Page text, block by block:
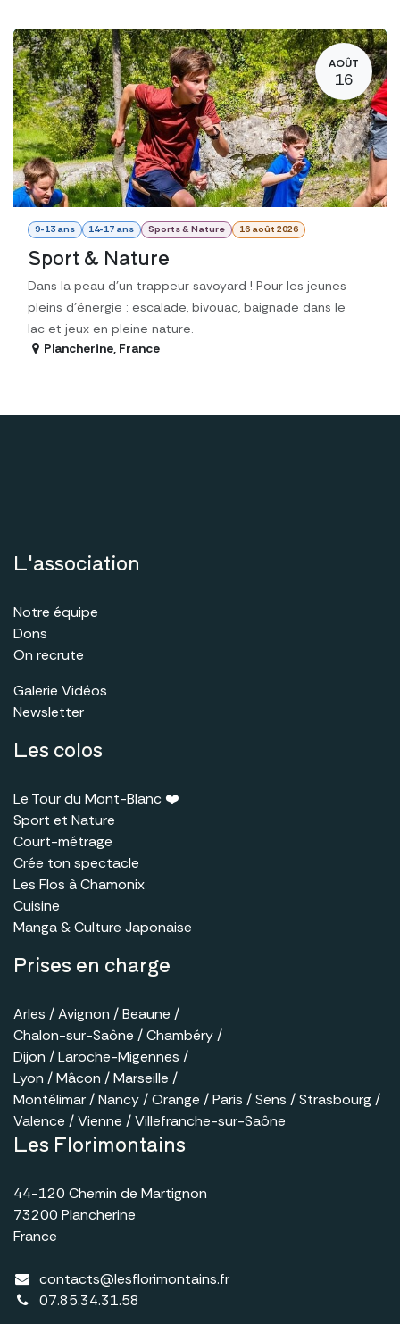
AOÛT
16
9-13 ans 14-17 ans Sports & Nature 16 août 2026
Sport & Nature
Dans la peau d'un trappeur savoyard ! Pour les jeunes
pleins d'énergie : escalade, bivouac, baignade dans le
lac et jeux en pleine nature.
Plancherine, France
L'association
Notre équipe
Dons
On recrute
Galerie Vidéos
Newsletter
Les colos
Le Tour du Mont-Blanc ❤️
Sport et Nature
Court-métrage
Crée ton spectacle
Les Flos à Chamonix
Cuisine
Manga & Culture Japonaise
Prises en charge
Arles​ /Avignon /Beaune /
Chalon-sur-Saône / ​Chambéry /
Dijon /Laroche-Migennes / ​
Lyon /Mâcon /Marseille ​ /
Montélimar /Nancy /Orange /​Paris /Sens /Strasbourg /
Valence /Vienne ​ /Villefranche-sur-Saône
Les Florimontains
44-120 Chemin de Martignon
73200 Plancherine
France
contacts@lesflorimontains.fr
07.85.34.31.58